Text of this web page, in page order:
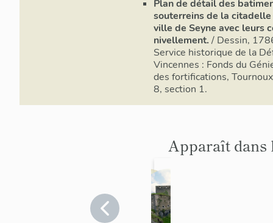
Plan de détail des
souterreins de la
ville de Seyne avec leurs
nivellement. / Dessin,
Service historique de la
Vincennes : Fonds du
des fortifications,
8, section 1.
Apparaît dans